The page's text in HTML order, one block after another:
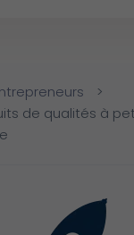
>
de qualités à